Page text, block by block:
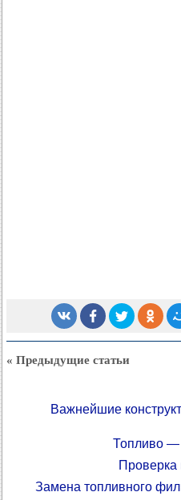
« Предыдущие статьи
Важнейшие
Топливо —
Проверка
Замена топливного